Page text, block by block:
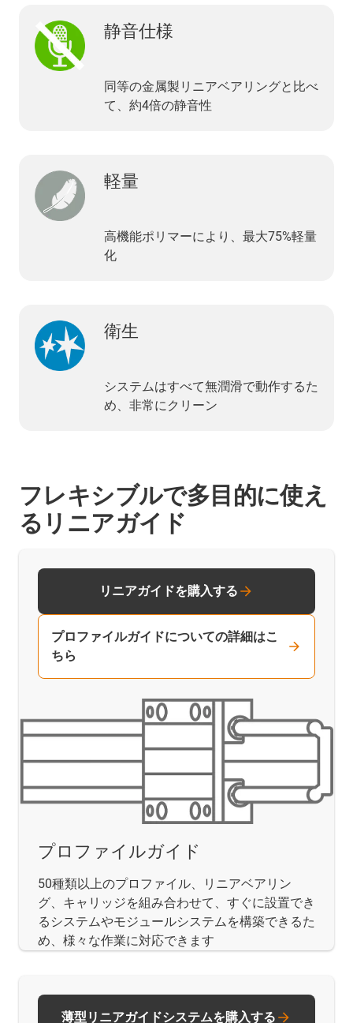
静音仕様
同等の金属製リニアベアリングと比べ
て、約4倍の静音性
軽量
高機能ポリマーにより、最大75%軽量
化
衛生
システムはすべて無潤滑で動作するた
め、非常にクリーン
フレキシブルで多目的に使え
るリニアガイド
プロファイルガイド
50種類以上のプロファイル、リニアベアリン
グ、キャリッジを組み合わせて、すぐに設置でき
るシステムやモジュールシステムを構築できるた
め、様々な作業に対応できます
リニアガイドを購入する
プロファイルガイドについての詳細はこ
ちら
薄型リニアガイドシステムを購入する